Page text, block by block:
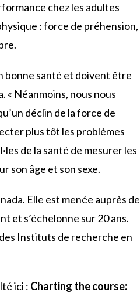
chez les adultes
: force de préhension,
bonne santé et doivent être
« Néanmoins, nous nous
déclin de la force de
plus tôt les problèmes
de la santé de mesurer les
son âge et son sexe.
Elle est menée auprès de
et s’échelonne sur 20 ans.
Instituts de recherche en
ici : Charting the course: